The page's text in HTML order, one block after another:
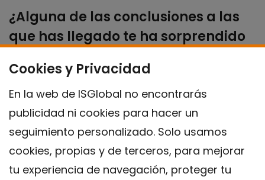
¿Alguna de las conclusiones a las
que has llegado te ha sorprendido
factores que afectan a nuestros
comportamientos. Al principio, cuando no
tienes la foto completa, crees saber qué es lo
que tiene que cambiar la persona para
Cookies y Privacidad
En la web de ISGlobal no encontrarás
publicidad ni cookies para hacer un
seguimiento personalizado. Solo usamos
cookies, propias y de terceros, para mejorar
tu experiencia de navegación, proteger tu